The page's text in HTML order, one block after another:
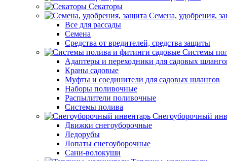
Секаторы
Семена, удобрения,
Все для рассады
Семена
Средства от вредителей, средства защиты
Системы
Адаптеры и переходники для садовых
Краны садовые
Муфты и соединители для садовых шлангов
Наборы поливочные
Распылители поливочные
Системы полива
Снегоуборочный
Движки снегоуборочные
Ледорубы
Лопаты снегоуборочные
Сани-волокуши